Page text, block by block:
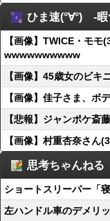
ひま速(°∀°) -暇
【画像】TWICE・モ
wwwwwwwwww
【画像】45歳女のビ
【画像】佳子さま、ボ
【悲報】ジャンポケ斎
【画像】村重杏奈さ
思考ちゃんねる
ショートスリーパー「
左ハンドル車のデメリ